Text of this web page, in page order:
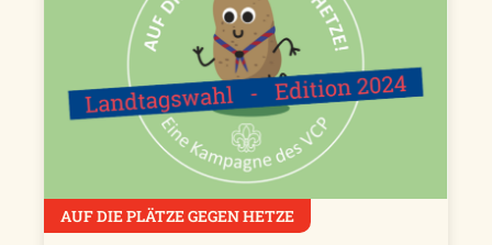
AUF DIE PLÄTZE GEGEN HETZE